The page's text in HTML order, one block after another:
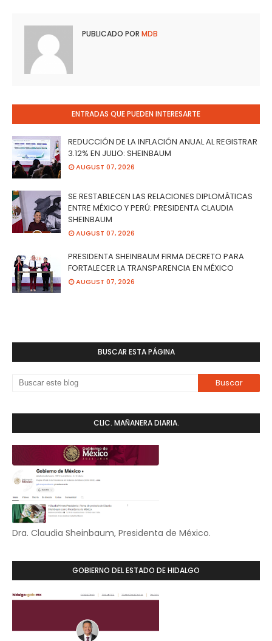
PUBLICADO POR MDB
ENTRADAS QUE PUEDEN INTERESARTE
REDUCCIÓN DE LA INFLACIÓN ANUAL AL REGISTRAR
3.12% EN JULIO: SHEINBAUM
AUGUST 07, 2026
SE RESTABLECEN LAS RELACIONES DIPLOMÁTICAS
ENTRE MÉXICO Y PERÚ: PRESIDENTA CLAUDIA
SHEINBAUM
AUGUST 07, 2026
PRESIDENTA SHEINBAUM FIRMA DECRETO PARA
FORTALECER LA TRANSPARENCIA EN MÉXICO
AUGUST 07, 2026
BUSCAR ESTA PÁGINA
CLIC. MAÑANERA DIARIA.
Dra. Claudia Sheinbaum, Presidenta de México.
GOBIERNO DEL ESTADO DE HIDALGO